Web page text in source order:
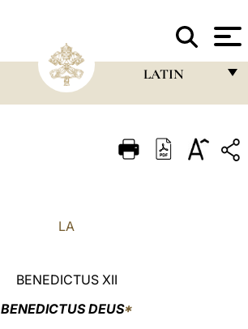
LATIN
FRANÇAIS
ENGLISH
LA
BENEDICTUS XII
BENEDICTUS DEUS*